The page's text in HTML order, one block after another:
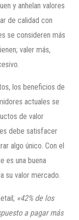
y anhelan valores
de calidad con
se consideren más
valer más,
los beneficios de
actuales se
de valor
debe satisfacer
algo único. Con el
es una buena
su valor mercado.
«42% de los
a pagar más